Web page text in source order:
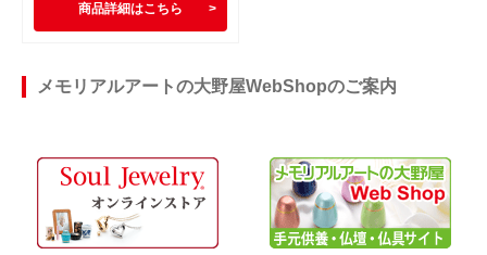
商品詳細はこちら
メモリアルアートの大野屋WebShopのご案内